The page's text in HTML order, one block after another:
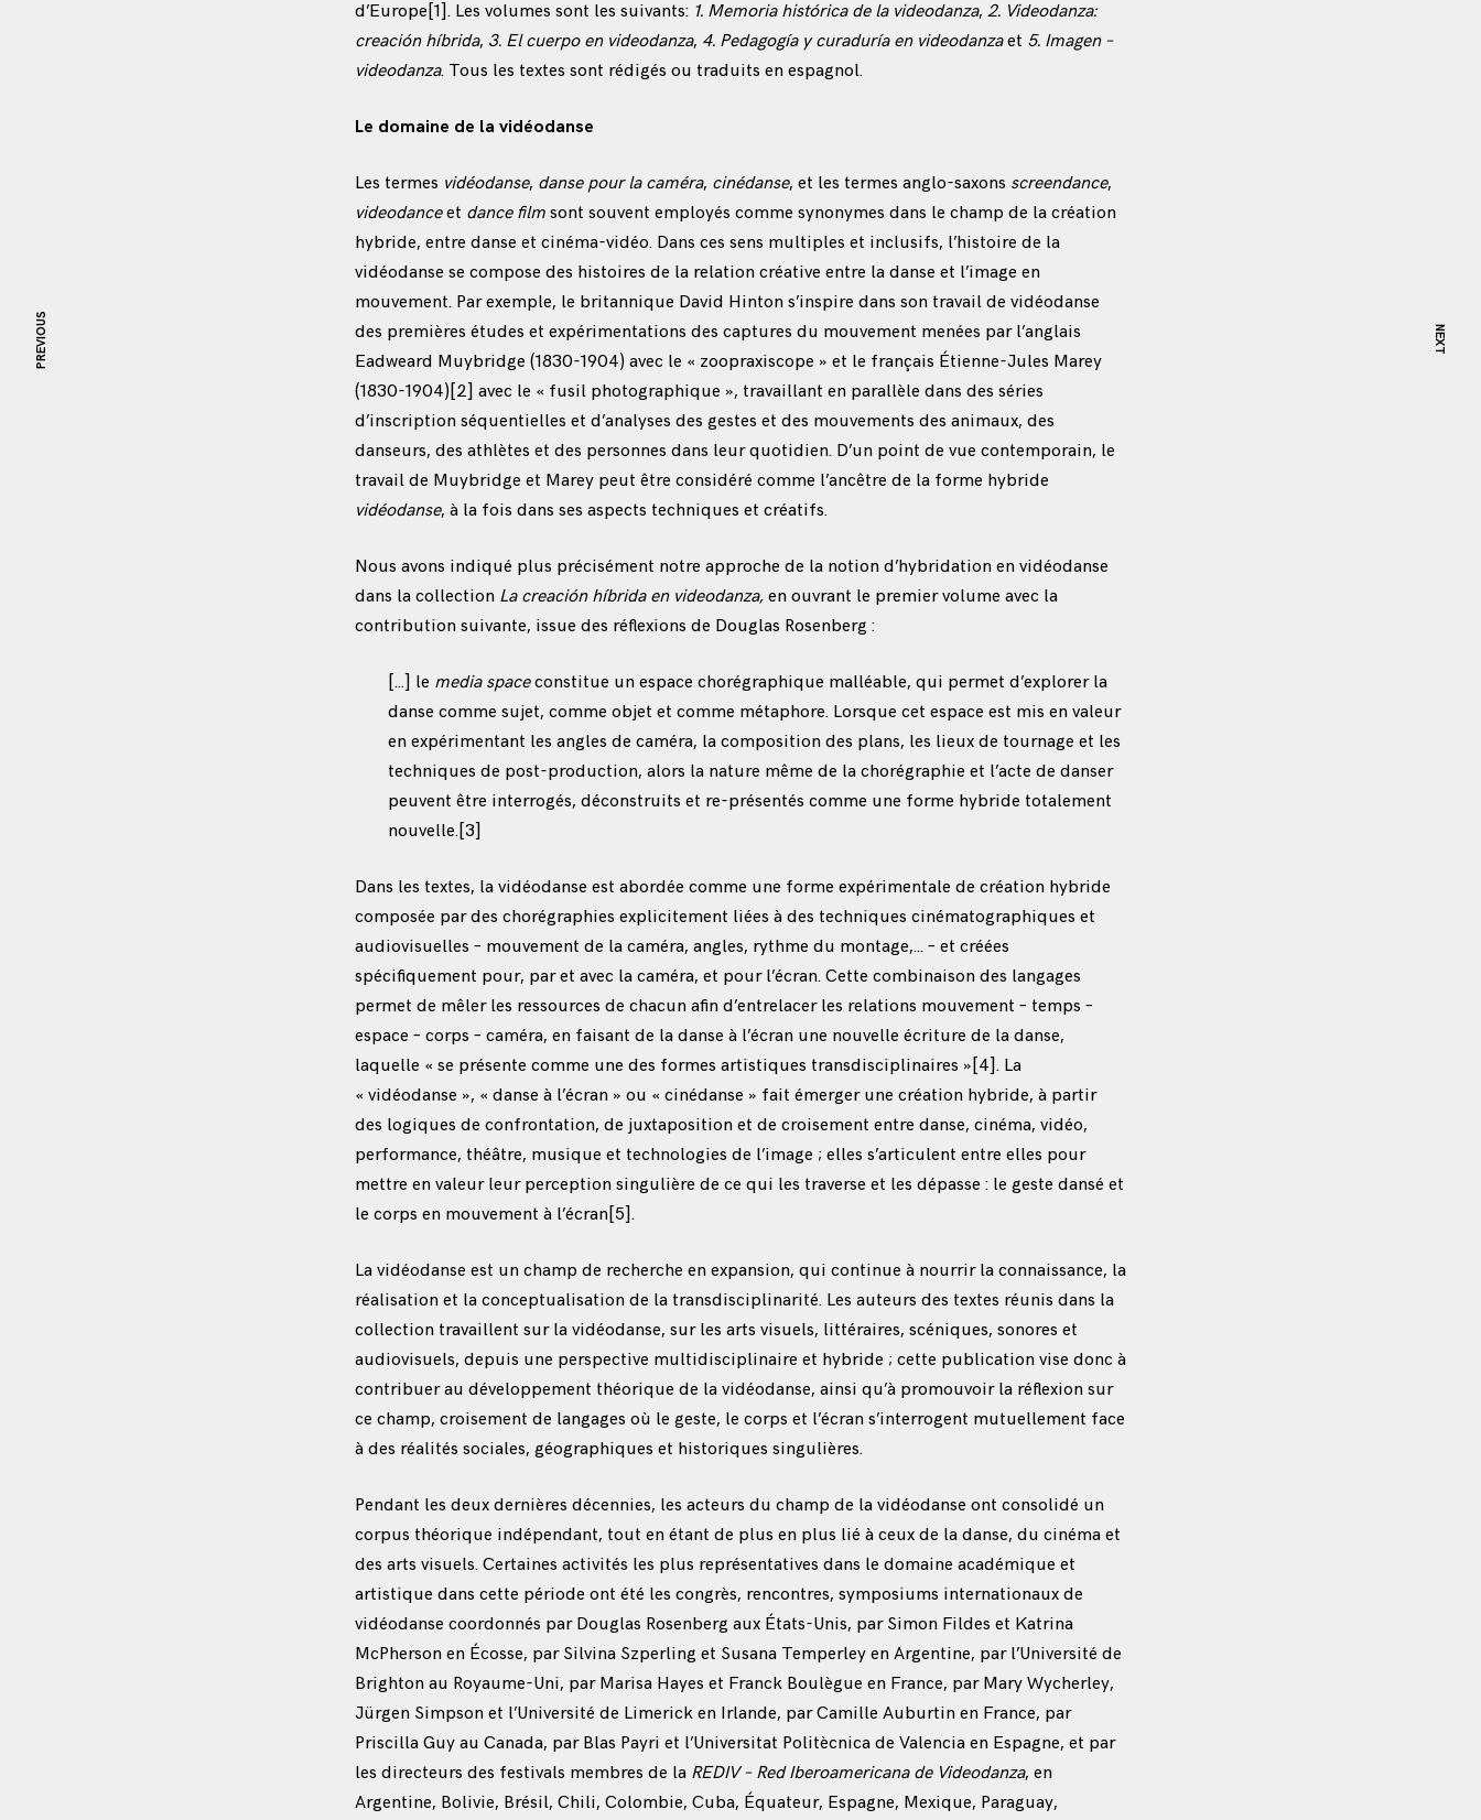
d’Europe [1]. Les volumes sont les suivants: 1. Memoria histórica de la videodanza, 2. Videodanza:
creación híbrida, 3. El cuerpo en videodanza, 4. Pedagogía y curaduría en videodanzaet 5. Imagen –
videodanza. Tous les textes sont rédigés ou traduits en espagnol.
Le domaine de la vidéodanse
Les termes vidéodanse, danse pour la caméra, cinédanse, et les termes anglo-saxons screendance,
videodanceet dance film sont souvent employés comme synonymes dans le champ de la création
hybride, entre danse et cinéma-vidéo. Dans ces sens multiples et inclusifs, l’histoire de la
vidéodanse se compose des histoires de la relation créative entre la danse et l’image en
mouvement. Par exemple, le britannique David Hinton s’inspire dans son travail de vidéodanse
des premières études et expérimentations des captures du mouvement menées par l’anglais
Eadweard Muybridge (1830-1904) avec le « zoopraxiscope » et le français Étienne-Jules Marey
(1830-1904) [2] avec le « fusil photographique », travaillant en parallèle dans des séries
d’inscription séquentielles et d’analyses des gestes et des mouvements des animaux, des
danseurs, des athlètes et des personnes dans leur quotidien. D’un point de vue contemporain, le
travail de Muybridge et Marey peut être considéré comme l’ancêtre de la forme hybride
vidéodanse, à la fois dans ses aspects techniques et créatifs.
Nous avons indiqué plus précisément notre approche de la notion d’hybridation en vidéodanse
dans la collection La creación híbrida en videodanza, en ouvrant le premier volume avec la
contribution suivante, issue des réflexions de Douglas Rosenberg :
[…] le media spaceconstitue un espace chorégraphique malléable, qui permet d’explorer la
danse comme sujet, comme objet et comme métaphore. Lorsque cet espace est mis en valeur
en expérimentant les angles de caméra, la composition des plans, les lieux de tournage et les
techniques de post-production, alors la nature même de la chorégraphie et l’acte de danser
peuvent être interrogés, déconstruits et re-présentés comme une forme hybride totalement
nouvelle.[3]
Dans les textes, la vidéodanse est abordée comme une forme expérimentale de création hybride
composée par des chorégraphies explicitement liées à des techniques cinématographiques et
audiovisuelles – mouvement de la caméra, angles, rythme du montage,… – et créées
spécifiquement pour, par et avec la caméra, et pour l’écran. Cette combinaison des langages
permet de mêler les ressources de chacun afin d’entrelacer les relations mouvement – temps –
espace – corps – caméra, en faisant de la danse à l’écran une nouvelle écriture de la danse,
laquelle « se présente comme une des formes artistiques transdisciplinaires » [4]. La
« vidéodanse », « danse à l’écran » ou « cinédanse » fait émerger une création hybride, à partir
des logiques de confrontation, de juxtaposition et de croisement entre danse, cinéma, vidéo,
performance, théâtre, musique et technologies de l’image ; elles s’articulent entre elles pour
mettre en valeur leur perception singulière de ce qui les traverse et les dépasse : le geste dansé et
le corps en mouvement à l’écran[5].
La vidéodanse est un champ de recherche en expansion, qui continue à nourrir la connaissance, la
réalisation et la conceptualisation de la transdisciplinarité. Les auteurs des textes réunis dans la
collection travaillent sur la vidéodanse, sur les arts visuels, littéraires, scéniques, sonores et
audiovisuels, depuis une perspective multidisciplinaire et hybride ; cette publication vise donc à
contribuer au développement théorique de la vidéodanse, ainsi qu’à promouvoir la réflexion sur
ce champ, croisement de langages où le geste, le corps et l’écran s’interrogent mutuellement face
à des réalités sociales, géographiques et historiques singulières.
Pendant les deux dernières décennies, les acteurs du champ de la vidéodanse ont consolidé un
corpus théorique indépendant, tout en étant de plus en plus lié à ceux de la danse, du cinéma et
des arts visuels. Certaines activités les plus représentatives dans le domaine académique et
artistique dans cette période ont été les congrès, rencontres, symposiums internationaux de
vidéodanse coordonnés par Douglas Rosenberg aux États-Unis, par Simon Fildes et Katrina
McPherson en Écosse, par Silvina Szperling et Susana Temperley en Argentine, par l’Université de
Brighton au Royaume-Uni, par Marisa Hayes et Franck Boulègue en France, par Mary Wycherley,
Jürgen Simpson et l’Université de Limerick en Irlande, par Camille Auburtin en France, par
Priscilla Guy au Canada, par Blas Payri et l’Universitat Politècnica de Valencia en Espagne, et par
les directeurs des festivals membres de la REDIV – Red Iberoamericana de Videodanza, en
Argentine, Bolivie, Brésil, Chili, Colombie, Cuba, Équateur, Espagne, Mexique, Paraguay,
PREVIOUS NEXT